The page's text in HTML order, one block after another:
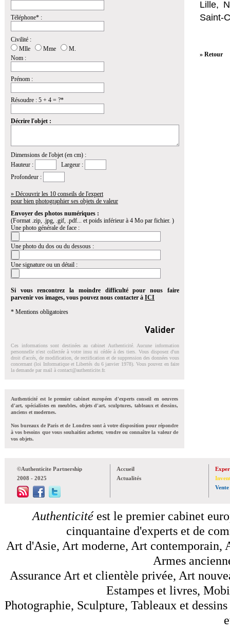
Téléphone* :
Civilité :
Mlle
Mme
M.
Nom :
Prénom :
Résoudre : 5 + 4 = ?*
Décrire l'objet :
Dimensions de l'objet (en cm) :
Hauteur :
Largeur :
Profondeur :
» Découvrir les 10 conseils de l'expert
pour bien photographier ses objets de valeur
Envoyer des photos numériques :
(Format .zip, .jpg, .gif, .pdf... et poids inférieur à 4 Mo par fichier. )
Une photo générale de face :
Une photo du dos ou du dessous :
Une signature ou un détail :
Si vous rencontrez la moindre difficulté pour nous faire
parvenir vos images, vous pouvez nous contacter à ICI
* Mentions obligatoires
Ces informations sont destinées au cabinet Authenticité. Aucune information
personnelle n'est collectée à votre insu ni cédée à des tiers. Vous disposez d'un
droit d'accés, de modification, de rectification et de suppression des données vous
concernant (loi Informatique et Libertés du 6 janvier 1978). Vous pouvez en faire
la demande par mail à contact@authenticite.fr.
Authenticité est le premier cabinet européen d'experts conseil en oeuvres
d'art, spécialistes en meubles, objets d'art, sculptures, tableaux et dessins,
anciens et modernes.
Nos bureaux de Paris et de Londres sont à votre disposition pour répondre
à vos besoins que vous souhaitiez acheter, vendre ou connaître la valeur de
vos objets.
Lille,
Saint-
» Retour
©Authenticite Partnership
2008 - 2025
Accueil
Actualités
Vente
Authenticitéest le premier cabinet
cinquantaine d'experts et de
Art d'Asie, Art moderne, Art contemporain,
Armes
Assurance Art et clientèle privée, Art
Estampes et livres,
Photographie, Sculpture, Tableaux et